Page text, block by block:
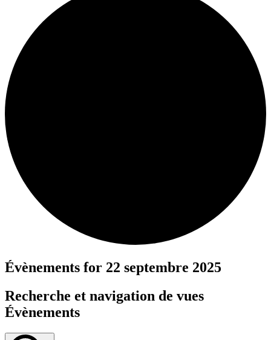
Évènements for 22 septembre 2025
Recherche et navigation de vues
Évènements